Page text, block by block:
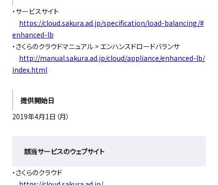
・サービスサイト
https://cloud.sakura.ad.jp/specification/load-balancing/#
enhanced-lb
・さくらのクラウドマニュアル > エンハンスドロードバランサ
http://manual.sakura.ad.jp/cloud/appliance/enhanced-lb/
index.html
提供開始日
2019年4月1日（月）
該当サービスのウェブサイト
・さくらのクラウド